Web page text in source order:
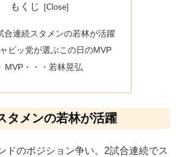
もくじ
合連続スタメンの若林が活躍
ビッ党が選ぶこの日のMVP
MVP・・・若林晃弘
タメンの若林が活躍
ドのポジション争い。2試合連続でス